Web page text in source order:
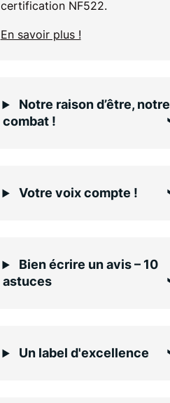
certification NF522.
En savoir plus !
Notre raison d’être, notre
combat !
Votre voix compte !
Bien écrire un avis – 10
astuces
Un label d'excellence